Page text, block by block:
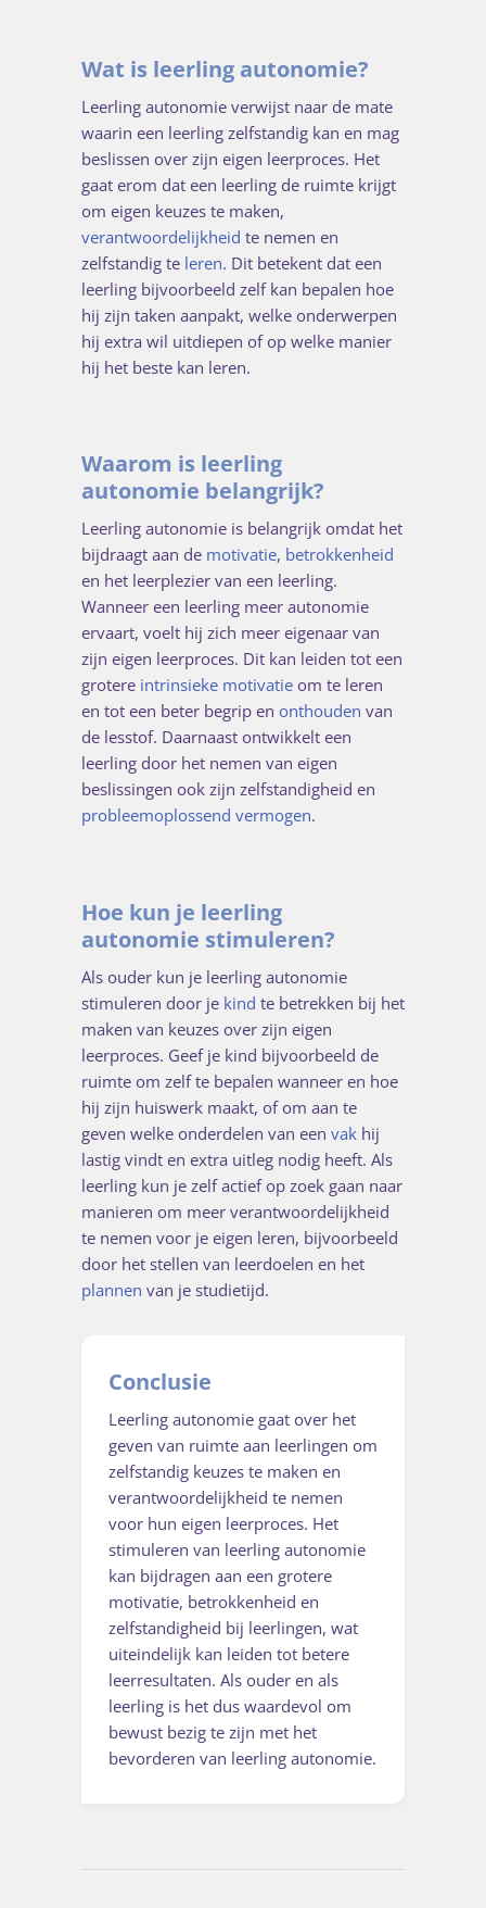
Wat is leerling autonomie?
Leerling autonomie verwijst naar de mate
waarin een leerling zelfstandig kan en mag
beslissen over zijn eigen leerproces. Het
gaat erom dat een leerling de ruimte krijgt
om eigen keuzes te maken,
verantwoordelijkheid te nemen en
zelfstandig te leren. Dit betekent dat een
leerling bijvoorbeeld zelf kan bepalen hoe
hij zijn taken aanpakt, welke onderwerpen
hij extra wil uitdiepen of op welke manier
hij het beste kan leren.
Waarom is leerling
autonomie belangrijk?
Leerling autonomie is belangrijk omdat het
bijdraagt aan de motivatie, betrokkenheid
en het leerplezier van een leerling.
Wanneer een leerling meer autonomie
ervaart, voelt hij zich meer eigenaar van
zijn eigen leerproces. Dit kan leiden tot een
grotere intrinsieke motivatie om te leren
en tot een beter begrip en onthouden van
de lesstof. Daarnaast ontwikkelt een
leerling door het nemen van eigen
beslissingen ook zijn zelfstandigheid en
probleemoplossend vermogen.
Hoe kun je leerling
autonomie stimuleren?
Als ouder kun je leerling autonomie
stimuleren door je kind te betrekken bij het
maken van keuzes over zijn eigen
leerproces. Geef je kind bijvoorbeeld de
ruimte om zelf te bepalen wanneer en hoe
hij zijn huiswerk maakt, of om aan te
geven welke onderdelen van een vak hij
lastig vindt en extra uitleg nodig heeft. Als
leerling kun je zelf actief op zoek gaan naar
manieren om meer verantwoordelijkheid
te nemen voor je eigen leren, bijvoorbeeld
door het stellen van leerdoelen en het
plannen van je studietijd.
Conclusie
Leerling autonomie gaat over het
geven van ruimte aan leerlingen om
zelfstandig keuzes te maken en
verantwoordelijkheid te nemen
voor hun eigen leerproces. Het
stimuleren van leerling autonomie
kan bijdragen aan een grotere
motivatie, betrokkenheid en
zelfstandigheid bij leerlingen, wat
uiteindelijk kan leiden tot betere
leerresultaten. Als ouder en als
leerling is het dus waardevol om
bewust bezig te zijn met het
bevorderen van leerling autonomie.